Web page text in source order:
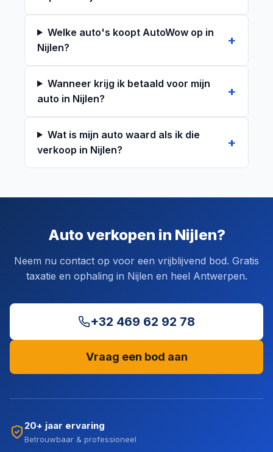
Welke auto's koopt AutoWow op in
Nijlen?
Wanneer krijg ik betaald voor mijn
auto in Nijlen?
Wat is mijn auto waard als ik die
verkoop in Nijlen?
Auto verkopen in Nijlen?
Neem nu contact op voor een vrijblijvend bod. Gratis
taxatie en ophaling in Nijlen en heel Antwerpen.
+32 469 62 92 78
Vraag een bod aan
20+ jaar ervaring
Betrouwbaar & professioneel